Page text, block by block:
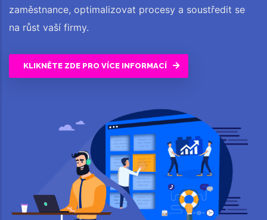
zaměstnance, optimalizovat procesy a soustředit se
na růst vaší firmy.
KLIKNĚTE ZDE PRO VÍCE INFORMACÍ